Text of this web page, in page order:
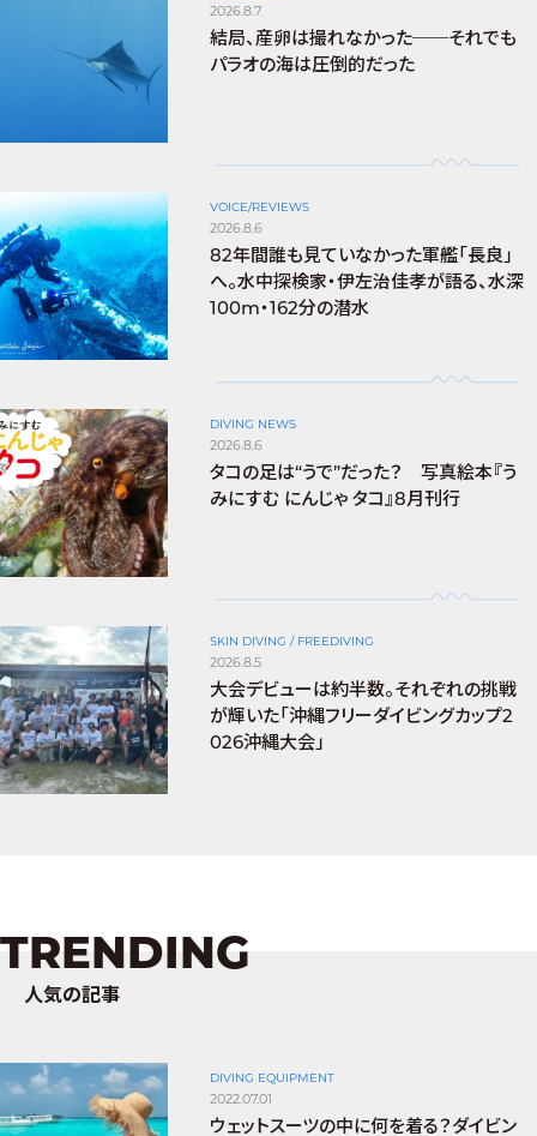
2026.8.7
結局、産卵は撮れなかった──それでも
パラオの海は圧倒的だった
VOICE/REVIEWS
2026.8.6
82年間誰も見ていなかった軍艦「長良」
へ。水中探検家・伊左治佳孝が語る、水深
100m・162分の潜水
DIVING NEWS
2026.8.6
タコの足は“うで”だった？ 写真絵本『う
みにすむ にんじゃ タコ』8月刊行
SKIN DIVING / FREEDIVING
2026.8.5
大会デビューは約半数。それぞれの挑戦
が輝いた「沖縄フリーダイビングカップ2
026沖縄大会」
TRENDING
人気の記事
DIVING EQUIPMENT
2022.07.01
ウェットスーツの中に何を着る？ダイビン